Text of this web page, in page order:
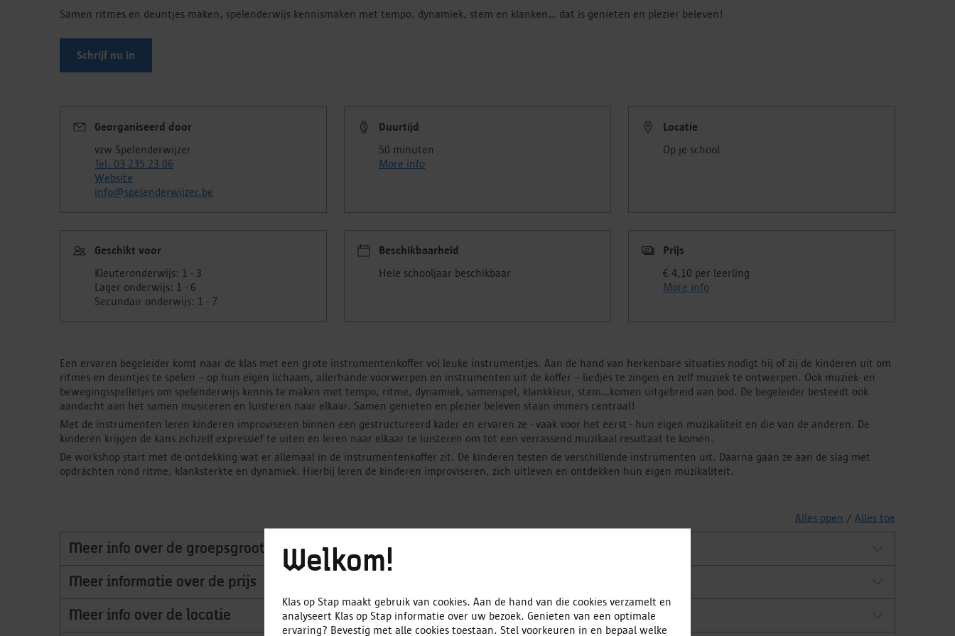
Welkom!
Klas op Stap maakt gebruik van cookies. Aan de hand van die cookies verzamelt en
analyseert Klas op Stap informatie over uw bezoek. Genieten van een optimale
ervaring? Bevestig met alle cookies toestaan. Stel voorkeuren in en bepaal welke
Samen ritmes en deuntjes maken, spelenderwijs kennismaken met tempo, dynamiek, stem en klanken... dat is genieten en plezier beleven!
Schrijf nu in
Georganiseerd door
vzw Spelenderwijzer
Tel. 03 235 23 06
Website
info@spelenderwijzer.be
Duurtijd
50 minuten
More info
Locatie
Op je school
Geschikt voor
Kleuteronderwijs: 1 - 3
Lager onderwijs: 1 - 6
Secundair onderwijs: 1 - 7
Beschikbaarheid
Hele schooljaar beschikbaar
Prijs
€ 4,10 per leerling
More info
Een ervaren begeleider komt naar de klas met een grote instrumentenkoffer vol leuke instrumentjes. Aan de hand van herkenbare situaties nodigt hij of zij de kinderen uit om
ritmes en deuntjes te spelen – op hun eigen lichaam, allerhande voorwerpen en instrumenten uit de koffer – liedjes te zingen en zelf muziek te ontwerpen. Ook muziek- en
bewegingsspelletjes om spelenderwijs kennis te maken met tempo, ritme, dynamiek, samenspel, klankkleur, stem…komen uitgebreid aan bod. De begeleider besteedt ook
aandacht aan het samen musiceren en luisteren naar elkaar. Samen genieten en plezier beleven staan immers centraal!
Met de instrumenten leren kinderen improviseren binnen een gestructureerd kader en ervaren ze - vaak voor het eerst - hun eigen muzikaliteit en die van de anderen. De
kinderen krijgen de kans zichzelf expressief te uiten en leren naar elkaar te luisteren om tot een verrassend muzikaal resultaat te komen.
De workshop start met de ontdekking wat er allemaal in de instrumentenkoffer zit. De kinderen testen de verschillende instrumenten uit. Daarna gaan ze aan de slag met
opdrachten rond ritme, klanksterkte en dynamiek. Hierbij leren de kinderen improviseren, zich uitleven en ontdekken hun eigen muzikaliteit.
Alles open / Alles toe
Meer info over de groepsgrootte
Maximum 25 deelnemers
Meer informatie over de prijs
We vragen om minstens 2 workshops te boeken. Naarmate het aantal workshops op 1 dag stijgt daalt wel de prijs per leerling, ook de vervoerskosten van
Meer info over de locatie